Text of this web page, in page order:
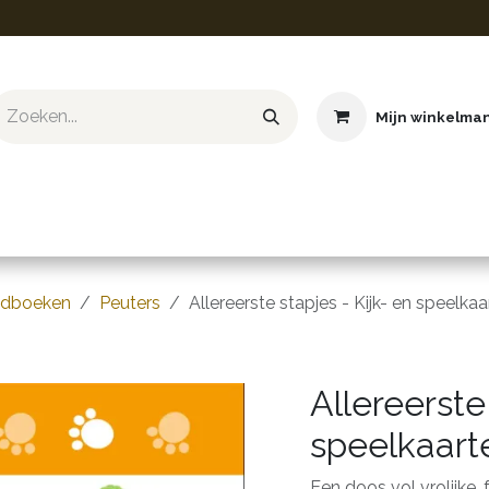
Mijn
Peuters Allereerste stapjes - Kijk- en